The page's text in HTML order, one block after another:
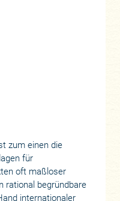
zum einen die
für
oft maßloser
rational begründbare
internationaler